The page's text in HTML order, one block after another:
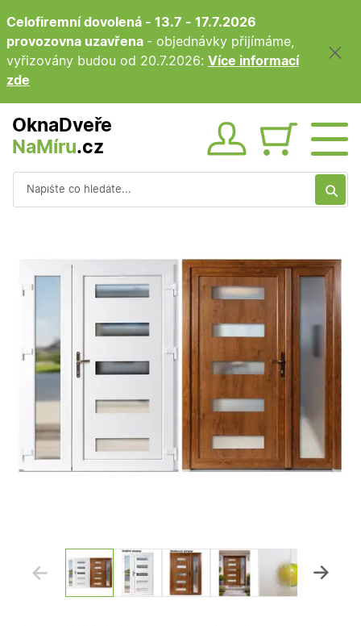
Celofiremní dovolená - 13.7 - 17.7.2026
provozovna uzavřena - objednávky přijímáme,
vyřizovány budou od 20.7.2026: Více informací
zde
OknaDveře
NaMíru.cz Obsah